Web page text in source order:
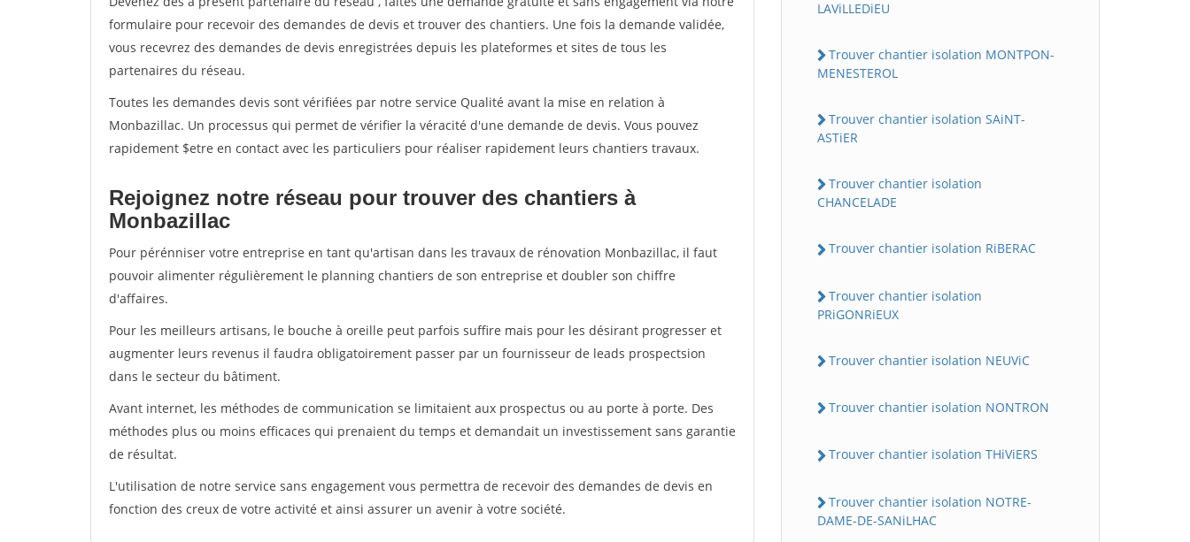
formulaire pour recevoir des demandes de devis et trouver des chantiers. Une fois la demande validée,
vous recevrez des demandes de devis enregistrées depuis les plateformes et sites de tous les
partenaires du réseau.
Toutes les demandes devis sont vérifiées par notre service Qualité avant la mise en relation à
Monbazillac. Un processus qui permet de vérifier la véracité d'une demande de devis. Vous pouvez
rapidement $etre en contact avec les particuliers pour réaliser rapidement leurs chantiers travaux.
Rejoignez notre réseau pour trouver des chantiers à
Monbazillac
Pour pérénniser votre entreprise en tant qu'artisan dans les travaux de rénovation Monbazillac, il faut
pouvoir alimenter régulièrement le planning chantiers de son entreprise et doubler son chiffre
d'affaires.
Pour les meilleurs artisans, le bouche à oreille peut parfois suffire mais pour les désirant progresser et
augmenter leurs revenus il faudra obligatoirement passer par un fournisseur de leads prospectsion
dans le secteur du bâtiment.
Avant internet, les méthodes de communication se limitaient aux prospectus ou au porte à porte. Des
méthodes plus ou moins efficaces qui prenaient du temps et demandait un investissement sans garantie
de résultat.
L'utilisation de notre service sans engagement vous permettra de recevoir des demandes de devis en
fonction des creux de votre activité et ainsi assurer un avenir à votre société.
LAViLLEDiEU
Trouver chantier isolation MONTPON-
MENESTEROL
Trouver chantier isolation SAiNT-
ASTiER
Trouver chantier isolation
CHANCELADE
Trouver chantier isolation RiBERAC
Trouver chantier isolation
PRiGONRiEUX
Trouver chantier isolation NEUViC
Trouver chantier isolation NONTRON
Trouver chantier isolation THiViERS
Trouver chantier isolation NOTRE-
DAME-DE-SANiLHAC